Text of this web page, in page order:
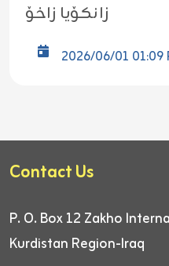
زانکۆیا زاخۆ
2026/06/01 01:09
Contact Us
P. O. Box 12 Zakho
Kurdistan Region-Iraq